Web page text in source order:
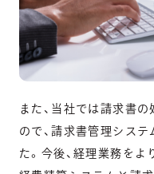
また、当社では請求書
ので、請求書管理シス
た。今後、経理業務をよ